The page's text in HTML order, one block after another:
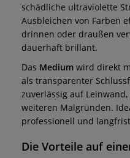
schädliche ultraviolette
Ausbleichen von Farben
drinnen oder draußen
dauerhaft brillant.
Das Medium wird direkt
als transparenter
zuverlässig auf
weiteren Malgründen.
professionell und
Die Vorteile auf